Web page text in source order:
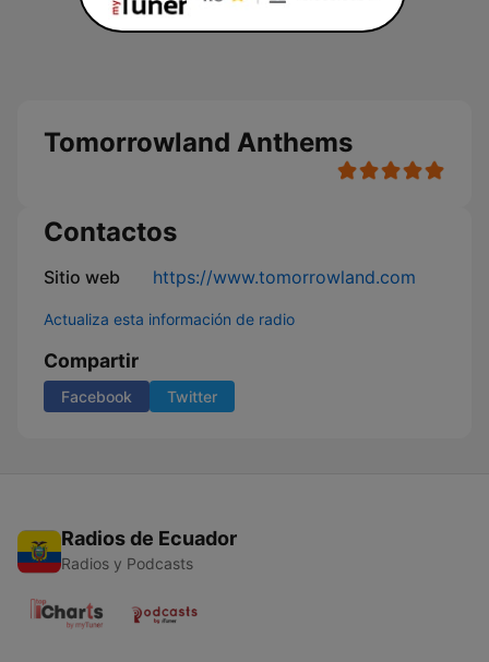
Tomorrowland Anthems
Contactos
Sitio web https://www.tomorrowland.com
Actualiza esta información de radio
Compartir
Facebook Twitter
Radios de Ecuador
Radios y Podcasts